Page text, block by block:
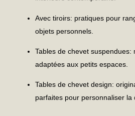
Avec tiroirs: pratiques pour
objets personnels.
Tables de chevet suspendues:
adaptées aux petits espaces.
Tables de chevet design:
parfaites pour personnaliser la